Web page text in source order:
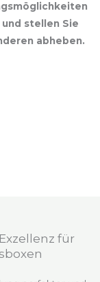
stellen Sie
abheben.
für